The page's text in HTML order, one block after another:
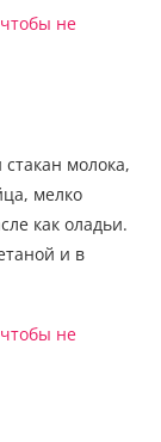
молока,
мелко
как оладьи.
и в